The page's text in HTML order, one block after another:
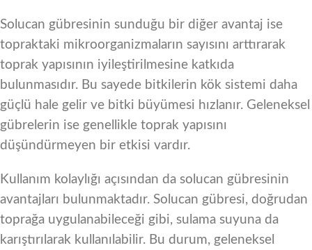
Solucan gübresinin sunduğu bir diğer avantaj ise
topraktaki mikroorganizmaların sayısını arttırarak
toprak yapısının iyileştirilmesine katkıda
bulunmasıdır. Bu sayede bitkilerin kök sistemi daha
güçlü hale gelir ve bitki büyümesi hızlanır. Geleneksel
gübrelerin ise genellikle toprak yapısını
düşündürmeyen bir etkisi vardır.
Kullanım kolaylığı açısından da solucan gübresinin
avantajları bulunmaktadır. Solucan gübresi, doğrudan
toprağa uygulanabileceği gibi, sulama suyuna da
karıştırılarak kullanılabilir. Bu durum, geleneksel